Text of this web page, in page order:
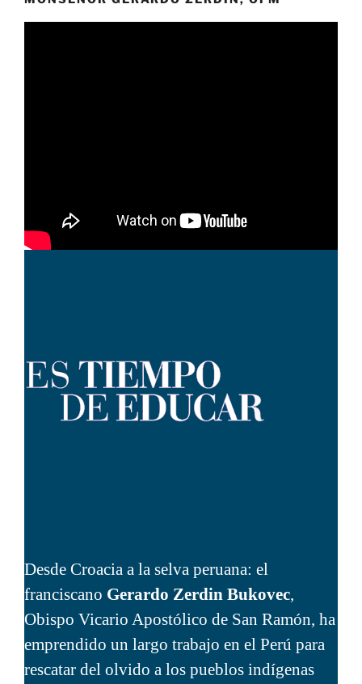
Desde Croacia a la selva peruana: el
franciscano Gerardo Zerdin Bukovec,
Obispo Vicario Apostólico de San Ramón, ha
emprendido un largo trabajo en el Perú para
rescatar del olvido a los pueblos indígenas